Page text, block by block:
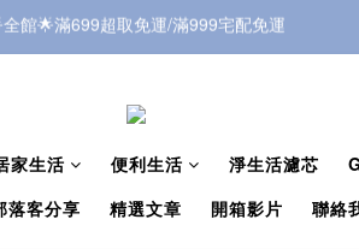
完成後約「7-10工作天」開立。請依隨貨附上
完成後約「7-10工作天」開立。請依隨貨附
家生活 便利生活 淨生活濾芯
落客分享 精選文章 開箱影片 聯絡